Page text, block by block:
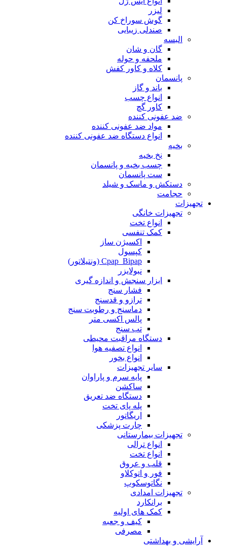
لیزر
گوش سوراخ کن
صندلی زیبایی
البسه
گان و شان
ملحفه و حوله
کلاه و کاور کفش
پانسمان
باند و گاز
انواع چسب
کاور گچ
ضد عفونی کننده
مواد ضد عفونی کننده
انواع دستگاه ضد عفونی کننده
بخیه
نخ بخیه
چسب بخیه و پانسمان
ست پانسمان
دستکش و ماسک و شیلد
حجامت
تجهیزات
تجهیزات خانگی
انواع تخت
کمک تنفسی
اکسیژن ساز
کپسول
Cpap_Bipap (ونتیلاتور)
نبولایزر
ابزار سنجش و اندازه گیری
فشار سنج
ترازو و قدسنج
دماسنج و رطوبت سنج
پالس اکسی متر
تب سنج
دستگاه مراقبت محیطی
انواع تصفیه هوا
انواع بخور
سایر تجهیزات
پایه سرم و پاراوان
ساکشن
دستگاه ضد تعریق
پله پای تخت
اریگاتور
چارت پزشکی
تجهیزات بیمارستانی
انواع ترالی
انواع تخت
قلب و عروق
فور و اتوکلاو
نگاتوسکوپ
تجهیزات امدادی
برانکارد
کمک های اولیه
کیف و جعبه
مصرفی
آرایشی و بهداشتی